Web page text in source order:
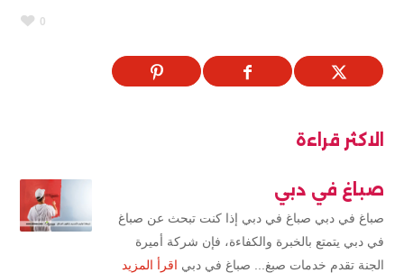
0
الاكثر قراءة
صباغ في دبي
صباغ في دبي صباغ في دبي إذا كنت تبحث عن صباغ
في دبي يتمتع بالخبرة والكفاءة، فإن شركة أميرة
الجنة تقدم خدمات صبغ... صباغ في دبي اقرأ المزيد